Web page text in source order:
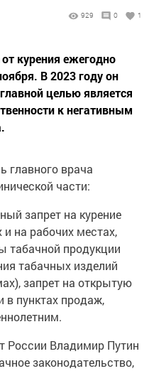
929 0 1
курения ежегодно
В 2023 году он
целью является
к негативным
главного врача
части:
запрет на курение
на рабочих местах,
табачной продукции
табачных изделий
запрет на открытую
в пунктах продаж,
России Владимир Путин
законодательство,